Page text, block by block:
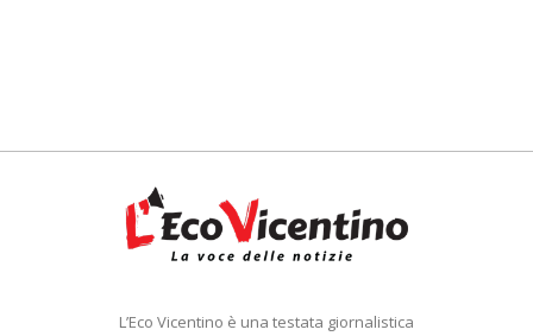
L’Eco Vicentino è una testata giornalistica